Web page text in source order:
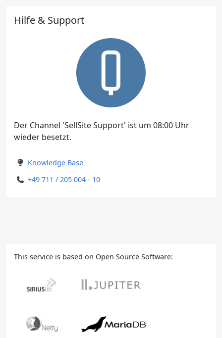
Hilfe & Support
Der Channel 'SellSite Support' ist um 08:00 Uhr
wieder besetzt.
Knowledge Base
+49 711 / 205 004 - 10
This service is based on Open Source Software: